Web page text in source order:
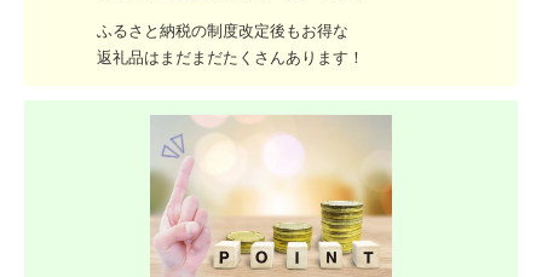
ふるさと納税の制度改定後もお得な
返礼品はまだまだたくさんあります！